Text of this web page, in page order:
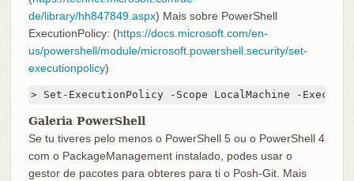
de/library/hh847849.aspx) Mais sobre PowerShell
ExecutionPolicy: (https://docs.microsoft.com/en-
us/powershell/module/microsoft.powershell.security/set-
executionpolicy)
> Set-ExecutionPolicy -Scope LocalMachine -
Galeria PowerShell
Se tu tiveres pelo menos o PowerShell 5 ou o PowerShell 4
com o PackageManagement instalado, podes usar o
gestor de pacotes para obteres para ti o Posh-Git. Mais